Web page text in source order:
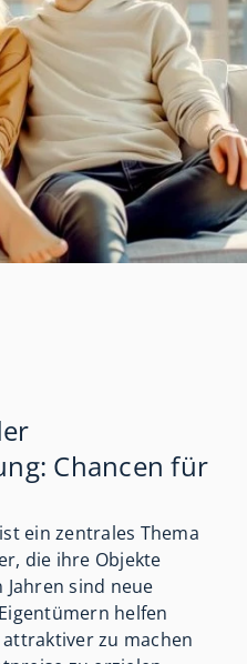
Chancen für
ein zentrales Thema
die ihre Objekte
sind neue
helfen
zu machen